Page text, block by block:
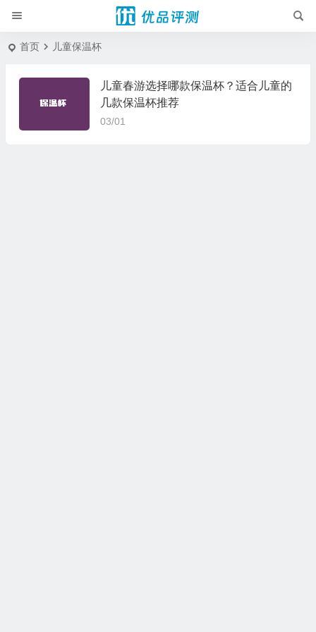
首页 儿童保温杯
儿童春游选择哪款保温杯？适合儿童的
几款保温杯推荐
03/01